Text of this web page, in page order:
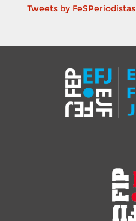
Tweets by FeSPeriodistas